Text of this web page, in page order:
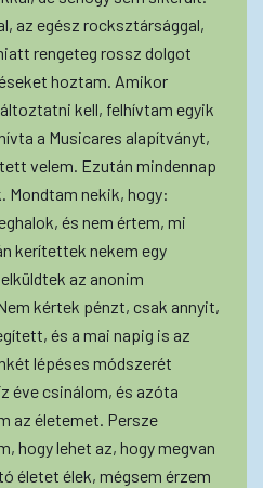
az egész rocksztársággal,
rengeteg rossz dolgot
hoztam. Amikor
kell, felhívtam egyik
a Musicares alapítványt,
velem. Ezután mindennap
Mondtam nekik, hogy:
és nem értem, mi
kerítettek nekem egy
az anonim
kértek pénzt, csak annyit,
és a mai napig is az
lépéses módszerét
éve csinálom, és azóta
az életemet. Persze
hogy lehet az, hogy megvan
életet élek, mégsem érzem